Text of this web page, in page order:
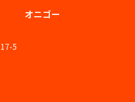
オニゴー
5